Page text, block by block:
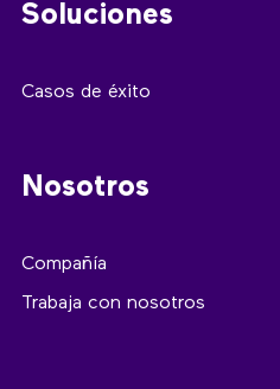
Soluciones
Casos de éxito
Nosotros
Compañía
Trabaja con nosotros